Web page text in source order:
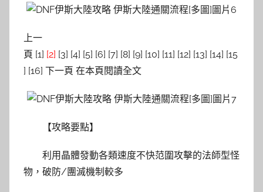
上一
頁 [1] [2] [3] [4] [5] [6] [7] [8] [9] [10] [11] [12] [13] [14] [15
] [16] 下一頁 在本頁閱讀全文
【攻略要點】
利用晶體發動各類速度不快范圍攻擊的法師型怪
物，破防/團滅機制較多